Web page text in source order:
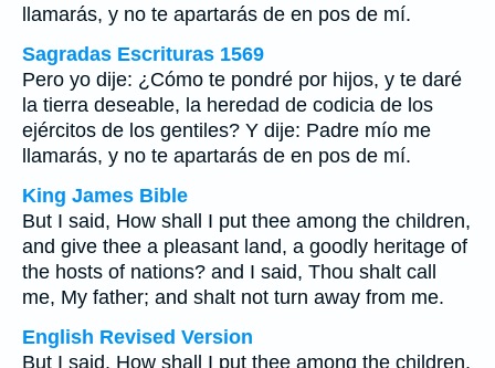
llamarás, y no te apartarás de en pos de mí.
Sagradas Escrituras 1569
Pero yo dije: ¿Cómo te pondré por hijos, y te daré
la tierra deseable, la heredad de codicia de los
ejércitos de los gentiles? Y dije: Padre mío me
llamarás, y no te apartarás de en pos de mí.
King James Bible
But I said, How shall I put thee among the children,
and give thee a pleasant land, a goodly heritage of
the hosts of nations? and I said, Thou shalt call
me, My father; and shalt not turn away from me.
English Revised Version
But I said, How shall I put thee among the children,